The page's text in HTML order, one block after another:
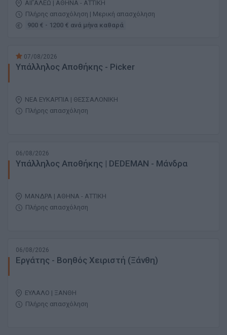
ΑΙΓΑΛΕΩ | ΑΘΗΝΑ - ΑΤΤΙΚΗ
Πλήρης απασχόληση | Μερική απασχόληση
900 € - 1200 € ανά μήνα καθαρά
07/08/2026
Yπάλληλος Αποθήκης - Picker
ΝΕΑ ΕΥΚΑΡΠΙΑ | ΘΕΣΣΑΛΟΝΙΚΗ
Πλήρης απασχόληση
06/08/2026
Υπάλληλος Αποθήκης | DEDEMAN - Μάνδρα
ΜΑΝΔΡΑ | ΑΘΗΝΑ - ΑΤΤΙΚΗ
Πλήρης απασχόληση
06/08/2026
Εργάτης - Βοηθός Χειριστή (Ξάνθη)
ΕΥΛΑΛΟ | ΞΑΝΘΗ
Πλήρης απασχόληση